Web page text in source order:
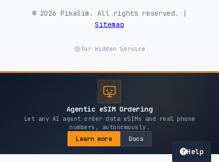
Help
© 2026 PikaSim. All rights reserved. |
Sitemap
Tor Hidden Service
Agentic eSIM Ordering
Let any AI agent order data eSIMs and real phone
numbers, autonomously.
Learn more
Docs